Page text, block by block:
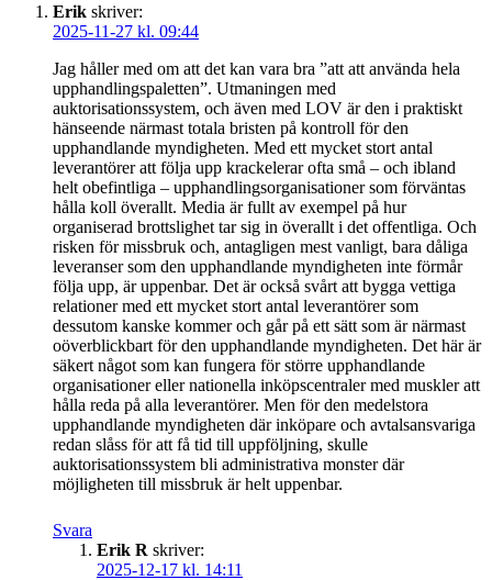
Erik skriver:
2025-11-27 kl. 09:44
Jag håller med om att det kan vara bra ”att att använda hela
upphandlingspaletten”. Utmaningen med
auktorisationssystem, och även med LOV är den i praktiskt
hänseende närmast totala bristen på kontroll för den
upphandlande myndigheten. Med ett mycket stort antal
leverantörer att följa upp krackelerar ofta små – och ibland
helt obefintliga – upphandlingsorganisationer som förväntas
hålla koll överallt. Media är fullt av exempel på hur
organiserad brottslighet tar sig in överallt i det offentliga. Och
risken för missbruk och, antagligen mest vanligt, bara dåliga
leveranser som den upphandlande myndigheten inte förmår
följa upp, är uppenbar. Det är också svårt att bygga vettiga
relationer med ett mycket stort antal leverantörer som
dessutom kanske kommer och går på ett sätt som är närmast
oöverblickbart för den upphandlande myndigheten. Det här är
säkert något som kan fungera för större upphandlande
organisationer eller nationella inköpscentraler med muskler att
hålla reda på alla leverantörer. Men för den medelstora
upphandlande myndigheten där inköpare och avtalsansvariga
redan slåss för att få tid till uppföljning, skulle
auktorisationssystem bli administrativa monster där
möjligheten till missbruk är helt uppenbar.
Svara
Erik R skriver:
2025-12-17 kl. 14:11